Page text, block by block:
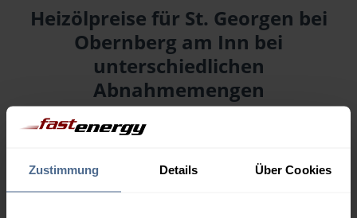
Zustimmung Details Über Cookies
Heizölpreise für St. Georgen bei
Obernberg am Inn bei
unterschiedlichen
Abnahmemengen